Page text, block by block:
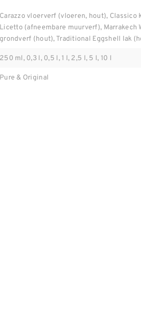
Carazzo vloerverf (vloeren, hout),
Licetto (afneembare muurverf),
grondverf (hout), Traditional Eggshell lak
250 ml, 0,3 l, 0,5 l, 1 l, 2,5 l, 5 l, 10 l
Pure & Original